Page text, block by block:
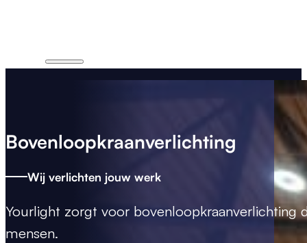
Bovenloopkraanverlichting
Wij verlichten jouw werk
Yourlight zorgt voor bovenloopkraanverlichting
mensen.